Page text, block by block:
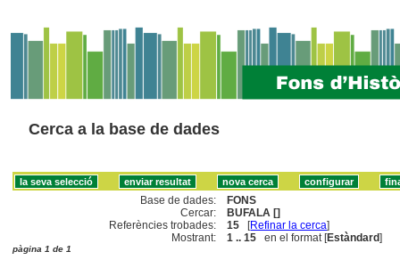
Cerca a la base de dades
Base de dades:
FONS
Cercar:
BUFALA []
Referències trobades:
15 [Refinar la cerca]
Mostrant:
1 .. 15 en el format [Estàndard]
pàgina 1 de 1